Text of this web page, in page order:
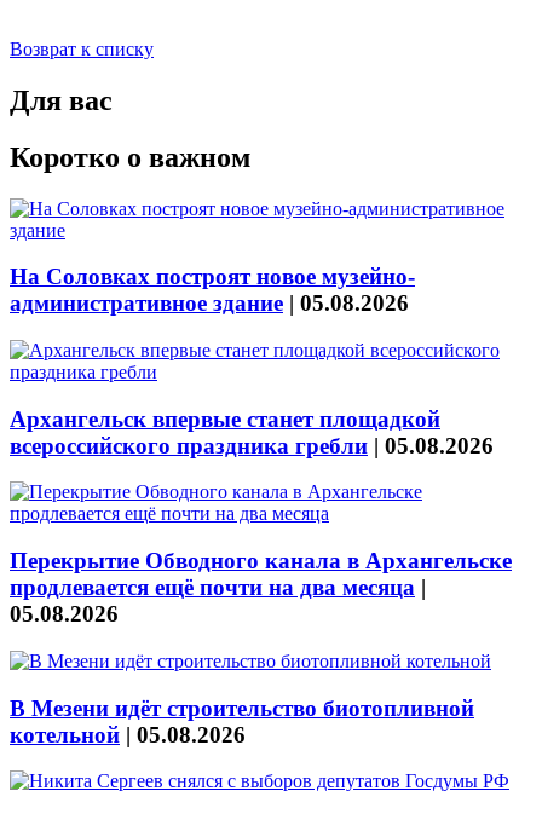
Возврат к списку
Для вас
Коротко о важном
На Соловках построят новое музейно-
административное здание | 05.08.2026
Архангельск впервые станет площадкой
всероссийского праздника гребли | 05.08.2026
Перекрытие Обводного канала в Архангельске
продлевается ещё почти на два месяца |
05.08.2026
В Мезени идёт строительство биотопливной
котельной | 05.08.2026